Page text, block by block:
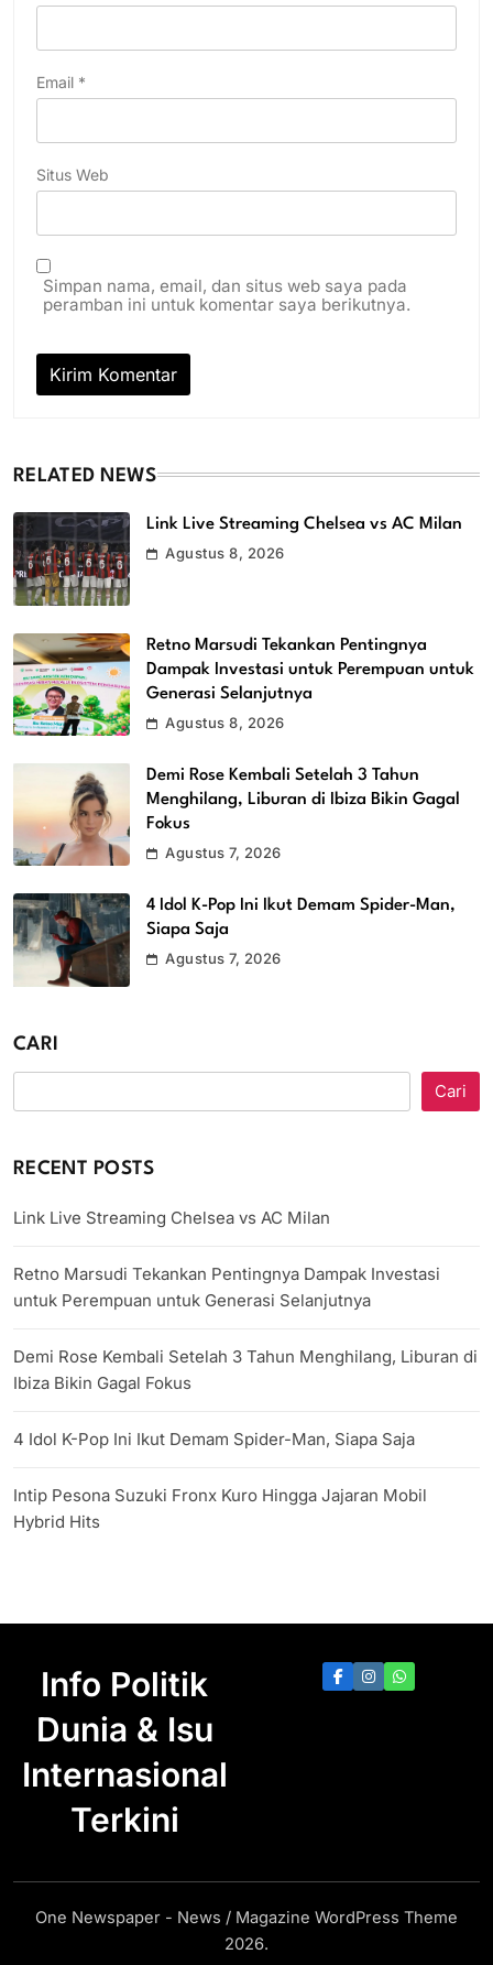
Email *
Situs Web
Simpan nama, email, dan situs web saya pada
peramban ini untuk komentar saya berikutnya.
RELATED NEWS
Link Live Streaming Chelsea vs AC Milan
Agustus 8, 2026
Retno Marsudi Tekankan Pentingnya
Dampak Investasi untuk Perempuan untuk
Generasi Selanjutnya
Agustus 8, 2026
Demi Rose Kembali Setelah 3 Tahun
Menghilang, Liburan di Ibiza Bikin Gagal
Fokus
Agustus 7, 2026
4 Idol K-Pop Ini Ikut Demam Spider-Man,
Siapa Saja
Agustus 7, 2026
CARI
Cari
RECENT POSTS
Link Live Streaming Chelsea vs AC Milan
Retno Marsudi Tekankan Pentingnya Dampak Investasi
untuk Perempuan untuk Generasi Selanjutnya
Demi Rose Kembali Setelah 3 Tahun Menghilang, Liburan di
Ibiza Bikin Gagal Fokus
4 Idol K-Pop Ini Ikut Demam Spider-Man, Siapa Saja
Intip Pesona Suzuki Fronx Kuro Hingga Jajaran Mobil
Hybrid Hits
Info Politik
Dunia & Isu
Internasional
Terkini
One Newspaper - News / Magazine WordPress Theme
2026.